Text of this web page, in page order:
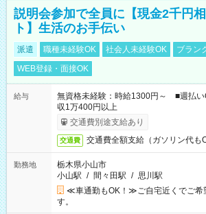
説明会参加で全員に【現金2千円
ト】生活のお手伝い
派遣 職種未経験OK 社会人未経験OK
ブラン
WEB登録・面接OK
給与
無資格未経験：時給1300円～ ■週払
収1万400円以上
交通費別途支給あり
交通費 交通費全額支給（ガソリン代も
勤務地
栃木県小山市
小山駅 / 間々田駅 / 思川駅
≪車通勤もOK！≫ご自宅近くでご希
す。